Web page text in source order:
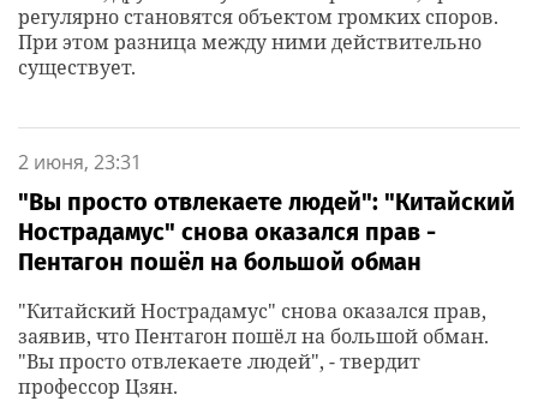
регулярно становятся объектом громких споров.
При этом разница между ними действительно
существует.
2 июня, 23:31
"Вы просто отвлекаете людей": "Китайский
Нострадамус" снова оказался прав -
Пентагон пошёл на большой обман
"Китайский Нострадамус" снова оказался прав,
заявив, что Пентагон пошёл на большой обман.
"Вы просто отвлекаете людей", - твердит
профессор Цзян.